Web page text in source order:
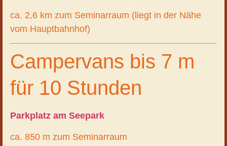
ca. 2,6 km zum Seminarraum (liegt in der Nähe
vom Hauptbahnhof)
Campervans bis 7 m
für 10 Stunden
Parkplatz am Seepark
ca. 850 m zum Seminarraum